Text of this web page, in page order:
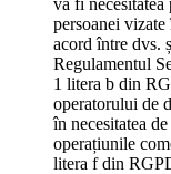
va fi necesitatea
persoanei
acord între dvs.
Regulamentul
1 litera b din
operatorului de
în necesitatea
operațiunile
litera f din